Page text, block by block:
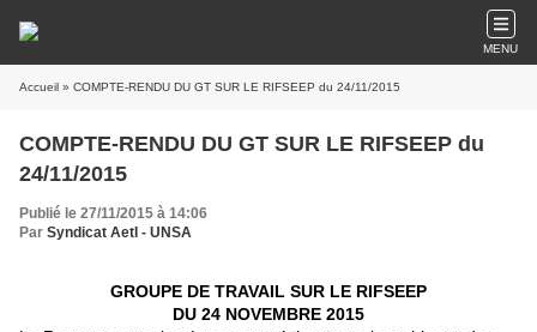
MENU
Accueil » COMPTE-RENDU DU GT SUR LE RIFSEEP du 24/11/2015
COMPTE-RENDU DU GT SUR LE RIFSEEP du
24/11/2015
Publié le 27/11/2015 à 14:06
Par Syndicat AetI - UNSA
GROUPE DE TRAVAIL SUR LE RIFSEEP
DU 24 NOVEMBRE 2015